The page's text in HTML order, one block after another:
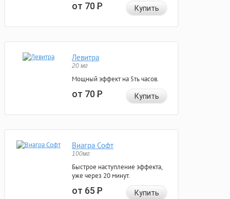
от 70Р Купить
Левитра
20 мг
Мощный эффект на 5ть часов.
от 70Р Купить
Виагра Софт
100мг
Быстрое наступление эффекта,
уже через 20 минут.
от 65Р Купить